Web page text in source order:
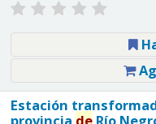
Estación